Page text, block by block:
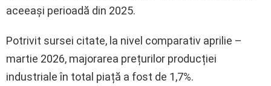
aceeași perioadă din 2025.
Potrivit sursei citate, la nivel comparativ aprilie –
martie 2026, majorarea prețurilor producției
industriale în total piață a fost de 1,7%.